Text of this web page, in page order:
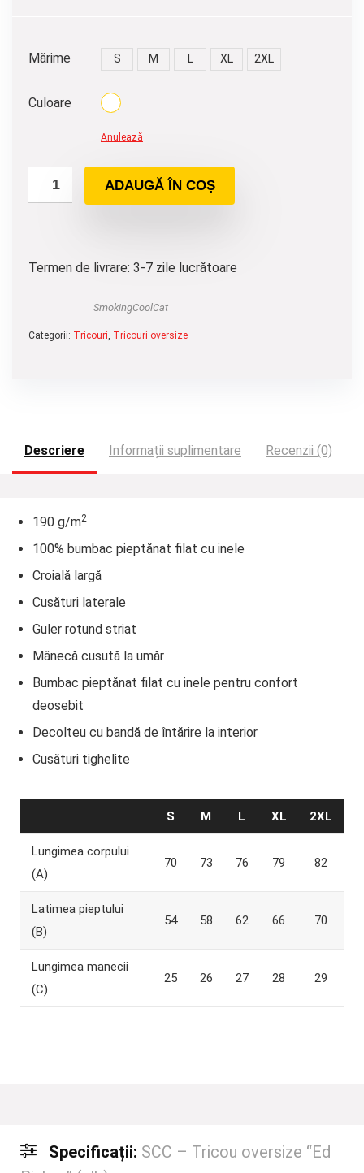
Mărime S M L XL 2XL
Culoare
Anulează
ADAUGĂ ÎN COȘ
Termen de livrare: 3-7 zile lucrătoare
SmokingCoolCat
Categorii: Tricouri, Tricouri oversize
Descriere Informații suplimentare Recenzii (0)
190 g/m2
100% bumbac pieptănat filat cu inele
Croială largă
Cusături laterale
Guler rotund striat
Mânecă cusută la umăr
Bumbac pieptănat filat cu inele pentru confort
deosebit
Decolteu cu bandă de întărire la interior
Cusături tighelite
S M L XL 2XL
Lungimea corpului
(A)
70 73 76 79 82
Latimea pieptului
(B)
54 58 62 66 70
Lungimea manecii
(C)
25 26 27 28 29
Specificații: SCC – Tricou oversize “Ed